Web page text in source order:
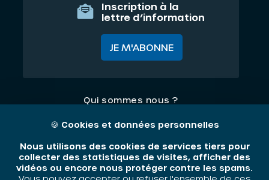
Inscription à la
lettre d’information
JE M'ABONNE
Qui sommes nous ?
Nos thématiques
Mentions légales
🍪 Cookies et données personnelles
Nous utilisons des cookies de services tiers pour
collecter des statistiques de visites, afficher des
vidéos ou encore nous protéger contre les spams.